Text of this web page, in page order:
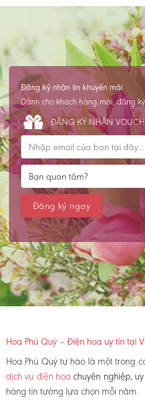
Đăng ký nhận tin khuyến mãi
Dành cho khách hàng mới, đăng
ĐĂNG KÝ NHẬN
Hoa Phú Quý – Điện hoa uy tín tại
Hoa Phú Quý tự hào là một trong
dịch vụ điện hoachuyên nghiệp,
hàng tin tưởng lựa chọn mỗi năm.